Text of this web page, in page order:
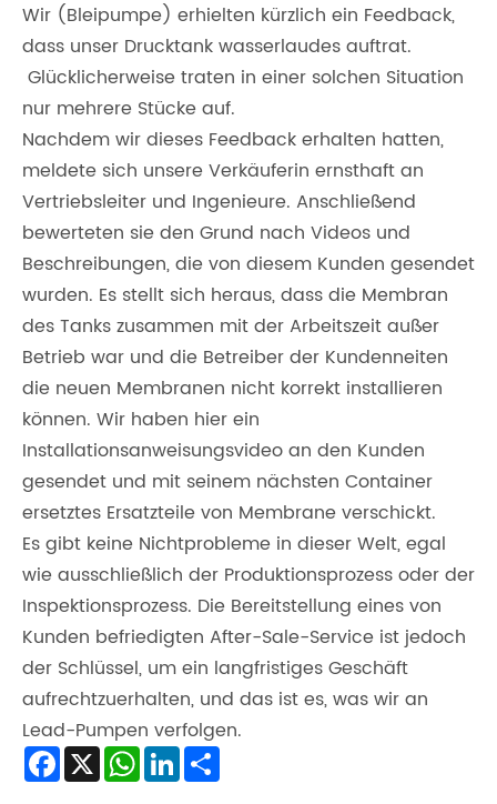
Wir (Bleipumpe) erhielten kürzlich ein Feedback,
dass unser Drucktank wasserlaudes auftrat.
Glücklicherweise traten in einer solchen Situation
nur mehrere Stücke auf.
Nachdem wir dieses Feedback erhalten hatten,
meldete sich unsere Verkäuferin ernsthaft an
Vertriebsleiter und Ingenieure. Anschließend
bewerteten sie den Grund nach Videos und
Beschreibungen, die von diesem Kunden gesendet
wurden. Es stellt sich heraus, dass die Membran
des Tanks zusammen mit der Arbeitszeit außer
Betrieb war und die Betreiber der Kundenneiten
die neuen Membranen nicht korrekt installieren
können. Wir haben hier ein
Installationsanweisungsvideo an den Kunden
gesendet und mit seinem nächsten Container
ersetztes Ersatzteile von Membrane verschickt.
Es gibt keine Nichtprobleme in dieser Welt, egal
wie ausschließlich der Produktionsprozess oder der
Inspektionsprozess. Die Bereitstellung eines von
Kunden befriedigten After-Sale-Service ist jedoch
der Schlüssel, um ein langfristiges Geschäft
aufrechtzuerhalten, und das ist es, was wir an
Lead-Pumpen verfolgen.
Facebook
X WhatsApp
LinkedIn